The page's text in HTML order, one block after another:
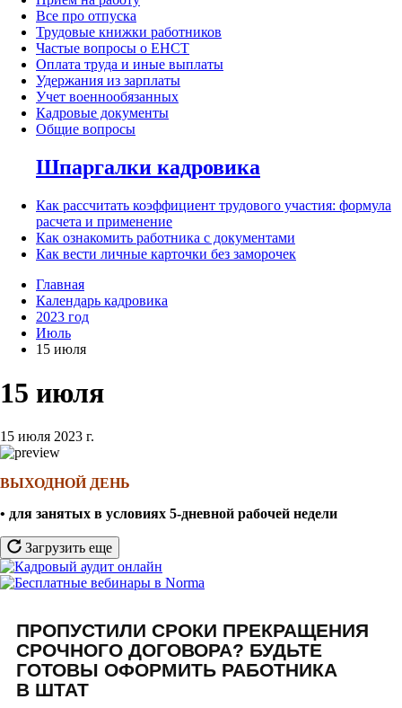
Все про отпуска
Трудовые книжки работников
Частые вопросы о ЕНСТ
Оплата труда и иные выплаты
Удержания из зарплаты
Учет военнообязанных
Кадровые документы
Общие вопросы
Шпаргалки кадровика
Как рассчитать коэффициент трудового участия: формула
расчета и применение
Как ознакомить работника с документами
Как вести личные карточки без заморочек
Главная
Календарь кадровика
2023 год
Июль
15 июля
15 июля
15 июля 2023 г.
ВЫХОДНОЙ ДЕНЬ
• для занятых в условиях 5-дневной рабочей недели
Загрузить еще
ПРОПУСТИЛИ СРОКИ ПРЕКРАЩЕНИЯ
СРОЧНОГО ДОГОВОРА? БУДЬТЕ
ГОТОВЫ ОФОРМИТЬ РАБОТНИКА
В ШТАТ